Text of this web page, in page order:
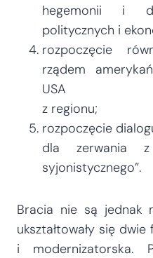
hegemonii i
politycznych i
rozpoczęcie
rządem
USA
z regionu;
rozpoczęcie
dla zerwania z
syjonistycznego”.
Bracia nie są jednak
ukształtowały się
i modernizatorska.